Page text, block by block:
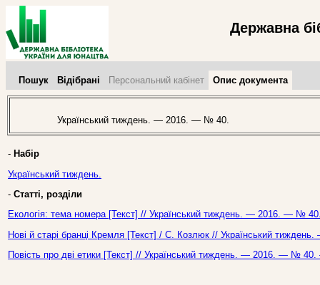
Державна
Пошук Відібрані Персональний кабінет Опис документа
Український тиждень. — 2016. — № 40.
- Набір
Український тиждень.
- Статті, розділи
Екологія: тема номера [Текст] // Український тиждень. — 2016. — №
Нові й старі бранці Кремля [Текст] / С. Козлюк // Український
Повість про дві етики [Текст] // Український тиждень. — 2016. — №